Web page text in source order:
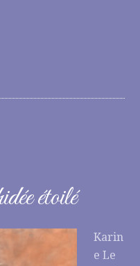
étoilé
Karin
e Le